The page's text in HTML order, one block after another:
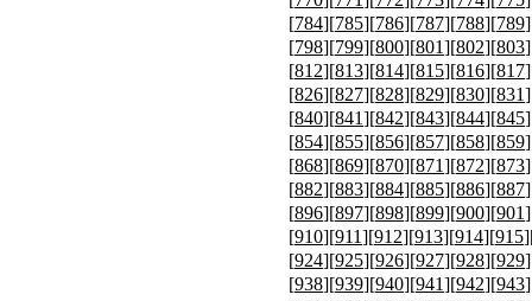
[784][785][786][787][788][789
[798][799][800][801][802][803
[812][813][814][815][816][817
[826][827][828][829][830][831
[840][841][842][843][844][845
[854][855][856][857][858][859
[868][869][870][871][872][873
[882][883][884][885][886][887
[896][897][898][899][900][901
[910][911][912][913][914][915
[924][925][926][927][928][929
[938][939][940][941][942][943